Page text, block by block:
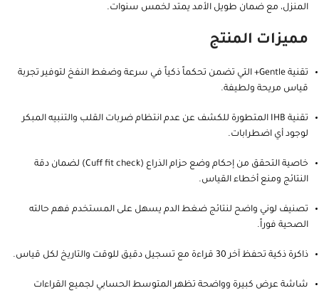
المنزل، مع ضمان طويل الأمد يمتد لخمس سنوات.
مميزات المنتج
تقنية Gentle+ التي تضمن تحكماً ذكياً في سرعة وضغط النفخ لتوفير تجربة
قياس مريحة ولطيفة.
تقنية IHB المتطورة للكشف عن عدم انتظام ضربات القلب والتنبيه المبكر
لوجود أي اضطرابات.
خاصية التحقق من إحكام وضع حزام الذراع (Cuff fit check) لضمان دقة
النتائج ومنع أخطاء القياس.
تصنيف لوني واضح لنتائج ضغط الدم يسهل على المستخدم فهم حالته
الصحية فوراً.
ذاكرة ذكية تحفظ آخر 30 قراءة مع تسجيل دقيق للوقت والتاريخ لكل قياس.
شاشة عرض كبيرة وواضحة تظهر المتوسط الحسابي لجميع القراءات